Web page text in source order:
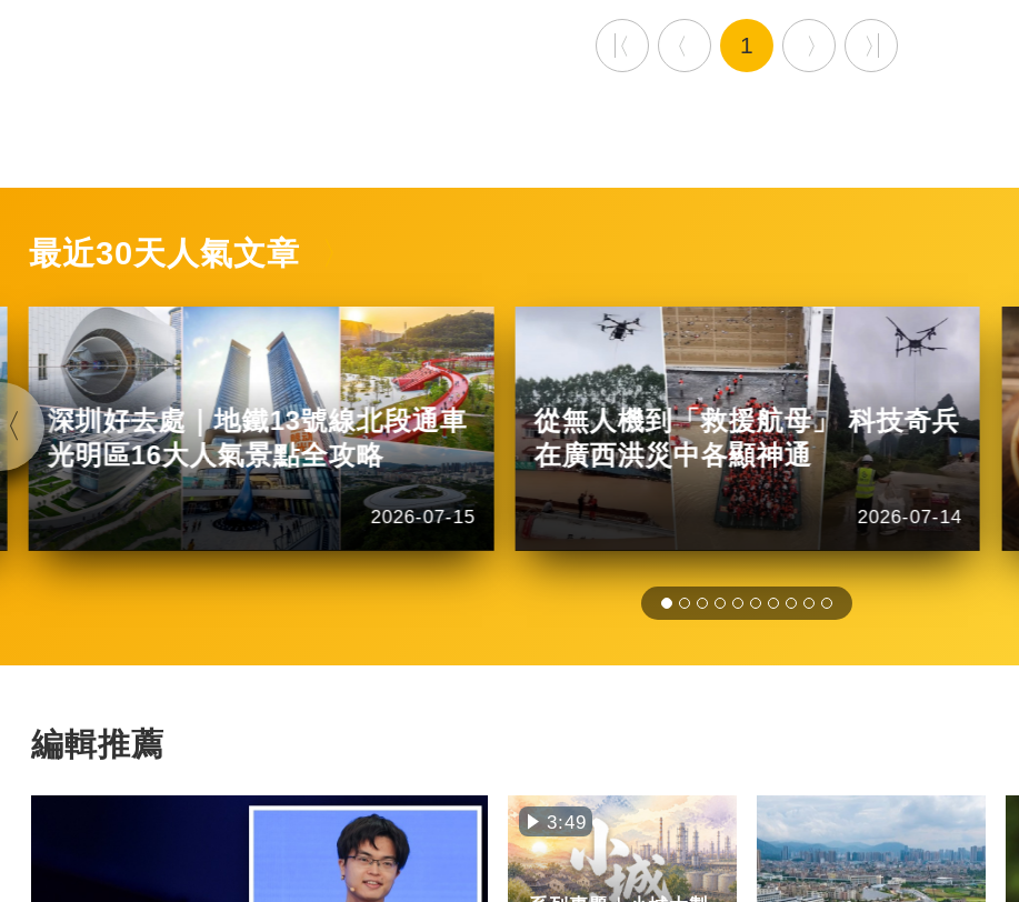
1
最近30天人氣文章
深圳好去處｜地鐵13號線北段通車
光明區16大人氣景點全攻略
2026-07-15
從無人機到「救援航母」 科技奇兵
在廣西洪災中各顯神通
2026-07-14
編輯推薦
3:49